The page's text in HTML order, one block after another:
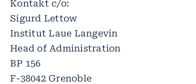
Kontakt c/o:
Sigurd Lettow
Institut Laue Langevin
Head of Administration
BP 156
F-38042 Grenoble